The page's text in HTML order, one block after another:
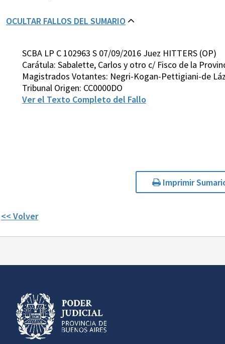
OCULTAR FALLOS DEL SUMARIO
SCBA LP C 102963 S 07/09/2016 Juez HITTERS (OP)
Carátula: Sabalette, Carlos y otro c/ Fisco de la
Magistrados Votantes: Negri-Kogan-Pettigiani-de
Tribunal Origen: CC0000DO
Ver el Texto Completo del Fallo
Imprimir
<< Volver